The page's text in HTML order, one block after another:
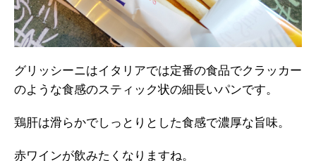
グリッシーニはイタリアでは定番の食品でクラッカー
のような食感のスティック状の細長いパンです。
鶏肝は滑らかでしっとりとした食感で濃厚な旨味。
赤ワインが飲みたくなりますね。